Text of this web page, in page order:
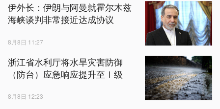
伊外长：伊朗与阿曼就霍尔木兹
海峡谈判非常接近达成协议
8月8日 11:27
浙江省水利厅将水旱灾害防御
（防台）应急响应提升至Ⅰ级
8月8日 12:23